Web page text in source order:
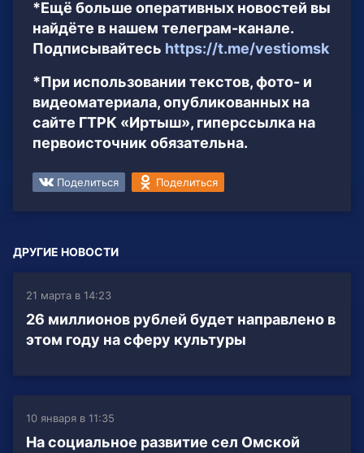
*Ещё больше оперативных новостей вы
найдёте в нашем телеграм-канале.
Подписывайтесь https://t.me/vestiomsk
*При использовании текстов, фото- и
видеоматериала, опубликованных на
сайте ГТРК «Иртыш», гиперссылка на
первоисточник обязательна.
Поделиться Поделиться
ДРУГИЕ НОВОСТИ
21 марта в 14:23
26 миллионов рублей будет направлено в
этом году на сферу культуры
10 января в 11:35
На социальное развитие сел Омской